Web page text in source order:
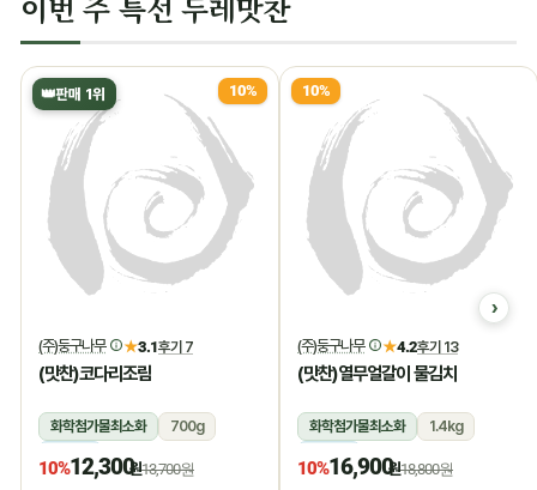
👑판매 1위 10%
(주)둥구나무 ★3.1후기 7
(맛찬)코다리조림
화학첨가물최소화
700g
냉장
10%12,300원13,700원
10%
(주)둥구나무 ★4.2후기 13
(맛찬)열무얼갈이 물김치
화학첨가물최소화
1.4kg
냉장
10%16,900원18,800원